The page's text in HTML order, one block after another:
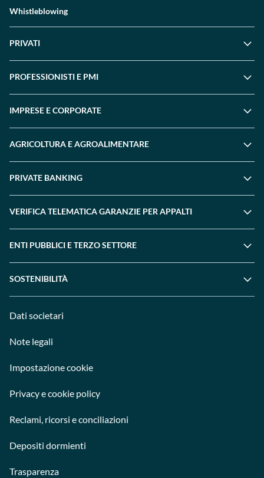
Whistleblowing
PRIVATI
PROFESSIONISTI E PMI
IMPRESE E CORPORATE
AGRICOLTURA E AGROALIMENTARE
PRIVATE BANKING
VERIFICA TELEMATICA GARANZIE PER APPALTI
ENTI PUBBLICI E TERZO SETTORE
SOSTENIBILITÀ
Dati societari
Note legali
Impostazione cookie
Privacy e cookie policy
Reclami, ricorsi e conciliazioni
Depositi dormienti
Trasparenza